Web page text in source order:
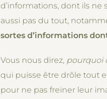
d’informations, dont ils ne
aussi pas du tout,
sortes d’informations
Vous nous direz, pourquoi
qui puisse être drôle tout
pour ne pas freiner leur